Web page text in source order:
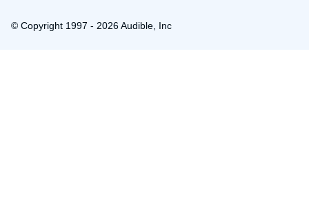
© Copyright 1997 - 2026 Audible, Inc